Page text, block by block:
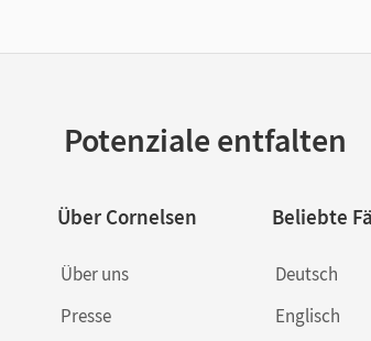
Potenziale entfalten
Über Cornelsen
Über uns
Presse
Beliebte
Deutsch
Englisch